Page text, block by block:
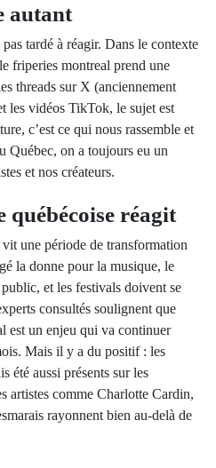
autant
tardé à réagir. Dans le contexte
friperies montreal prend une
threads sur X (anciennement
les vidéos TikTok, le sujet est
c’est ce qui nous rassemble et
Québec, on a toujours eu un
et nos créateurs.
québécoise réagit
une période de transformation
la donne pour la musique, le
et les festivals doivent se
consultés soulignent que
est un enjeu qui va continuer
Mais il y a du positif : les
été aussi présents sur les
artistes comme Charlotte Cardin,
rayonnent bien au-delà de